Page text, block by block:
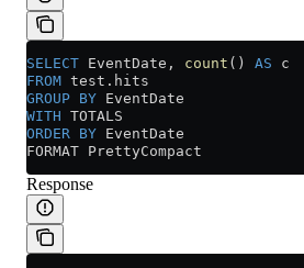
SELECT EventDate, count () AS c
FROM test . hits
GROUP BY EventDate
WITH TOTALS
ORDER BY EventDate
FORMAT PrettyCompact
Response